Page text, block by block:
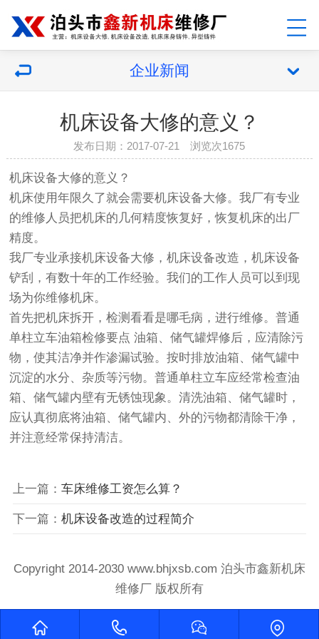
企业新闻
机床设备大修的意义？
发布日期：2017-07-21 浏览次1675
机床设备大修的意义？
机床使用年限久了就会需要机床设备大修。我厂有专业
的维修人员把机床的几何精度恢复好，恢复机床的出厂
精度。
我厂专业承接机床设备大修，机床设备改造，机床设备
铲刮，有数十年的工作经验。我们的工作人员可以到现
场为你维修机床。
首先把机床拆开，检测看看是哪毛病，进行维修。普通
单柱立车油箱检修要点 油箱、储气罐焊修后，应清除污
物，使其洁净并作渗漏试验。按时排放油箱、储气罐中
沉淀的水分、杂质等污物。普通单柱立车应经常检查油
箱、储气罐内壁有无锈蚀现象。清洗油箱、储气罐时，
应认真彻底将油箱、储气罐内、外的污物都清除干净，
并注意经常保持清洁。
上一篇： 车床维修工资怎么算？
下一篇： 机床设备改造的过程简介
Copyright 2014-2030 www.bhjxsb.com 泊头市鑫新机床
维修厂 版权所有